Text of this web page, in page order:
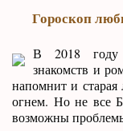
Гороскоп
В 2018 году
знакомств и
напомнит и
огнем. Но не все
возможны